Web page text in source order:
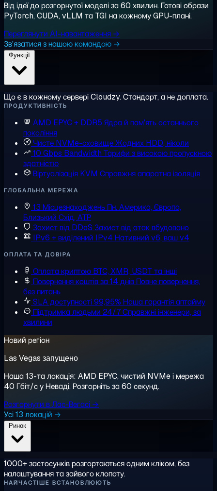
Від ідеї до розгорнутої моделі за 60 хвилин. Готові образи
PyTorch, CUDA, vLLM та TGI на кожному GPU-плані.
Переглянути AI-навантаження →
Зв'язатися з нашою командою →
Що є в кожному сервері Cloudzy. Стандарт, а не доплата.
ПРОДУКТИВНІСТЬ
AMD EPYC + DDR5 Ядра й пам'ять останнього
покоління
Чисте NVMe-сховищеЖодних HDD, ніколи
10 Gbps Bandwidth Тарифи з високою пропускною
здатністю
Віртуалізація KVM Справжня апаратна ізоляція
ГЛОБАЛЬНА МЕРЕЖА
13 Місцезнаходжень Пн. Америка, Європа,
Близький Схід, АТР
Захист від DDoS Захист від атак вбудовано
IPv6 + виділений IPv4 Нативний v6, ваш v4
ОПЛАТА ТА ДОВІРА
Оплата криптою BTC, XMR, USDT та інші
Повернення коштів за 14 днів Повне повернення,
без питань
SLA доступності 99,95% Наша гарантія аптайму
Підтримка людьми 24/7Справжні інженери, за
хвилини
Новий регіон
Las Vegas запущено
Наша 13-та локація: AMD EPYC, чистий NVMe і мережа
40 Гбіт/с у Неваді. Розгорніть за 60 секунд.
Розгорнути в Лас-Вегасі →
Усі 13 локацій →
1000+ застосунків розгортаються одним кліком, без
налаштування та зайвого клопоту.
НАЙЧАСТІШЕ ВСТАНОВЛЮЮТЬ